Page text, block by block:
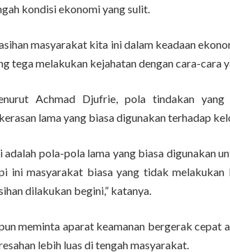
kondisi ekonomi yang sulit.
masyarakat kita ini dalam keadaan
tega melakukan kejahatan dengan cara-cara
Achmad Djufrie, pola tindakan
lama yang biasa digunakan terhadap
adalah pola-pola lama yang biasa digunakan
ini masyarakat biasa yang tidak melakukan
dilakukan begini,” katanya.
meminta aparat keamanan bergerak
lebih luas di tengah masyarakat.